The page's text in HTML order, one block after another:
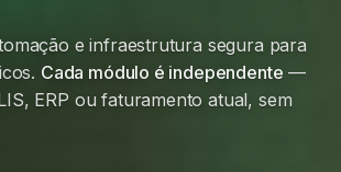
e infraestrutura segura para
Cada módulo é independente —
ERP ou faturamento atual, sem